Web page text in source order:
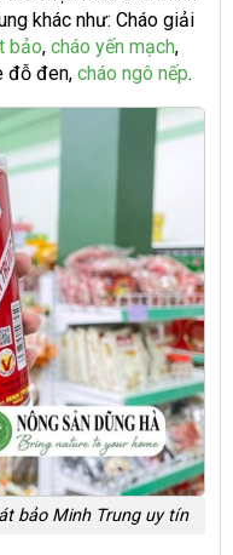
khác như: Cháo giải
bảo, cháo yến mạch,
đỗ đen, cháo ngô nếp.
bảo Minh Trung uy tín